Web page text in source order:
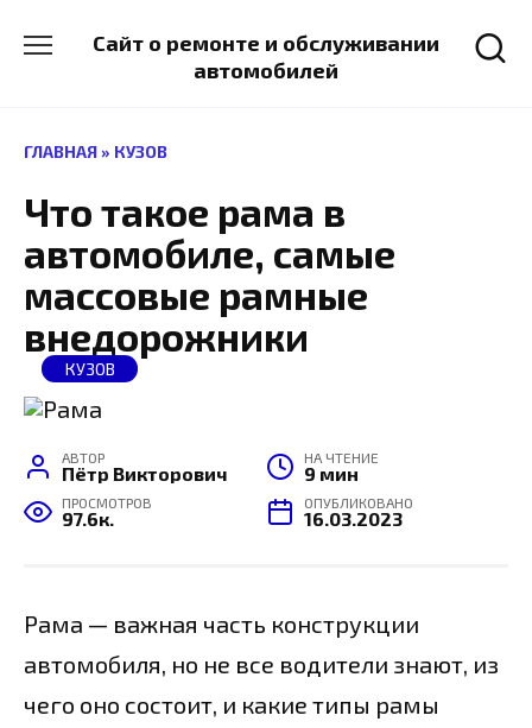
содержанию
Сайт о ремонте и обслуживании
автомобилей
ГЛАВНАЯ » КУЗОВ
Что такое рама в
автомобиле, самые
массовые рамные
внедорожники
КУЗОВ
АВТОР
Пётр Викторович
НА ЧТЕНИЕ
9 мин
ПРОСМОТРОВ
97.6к.
ОПУБЛИКОВАНО
16.03.2023
Рама — важная часть конструкции
автомобиля, но не все водители знают, из
чего оно состоит, и какие типы рамы